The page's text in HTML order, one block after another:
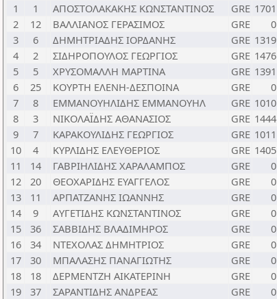
1
1 ΑΠΟΣΤΟΛΑΚΑΚΗΣ ΚΩΝΣΤΑΝΤΙΝΟΣ GRE 1701
2
12 ΒΑΛΛΙΑΝΟΣ ΓΕΡΑΣΙΜΟΣ GRE 0
3
6 ΔΗΜΗΤΡΙΑΔΗΣ ΙΟΡΔΑΝΗΣ GRE 1319
4
2 ΣΙΔΗΡΟΠΟΥΛΟΣ ΓΕΩΡΓΙΟΣ GRE 1476
5
5 ΧΡΥΣΟΜΑΛΛΗ ΜΑΡΤΙΝΑ GRE 1391
6
25 ΚΟΥΡΤΗ ΕΛΕΝΗ-ΔΕΣΠΟΙΝΑ GRE 0
7
8 ΕΜΜΑΝΟΥΗΛΙΔΗΣ ΕΜΜΑΝΟΥΗΛ GRE 1010
8
3 ΝΙΚΟΛΑΪΔΗΣ ΑΘΑΝΑΣΙΟΣ GRE 1444
9
7 ΚΑΡΑΚΟΥΛΙΔΗΣ ΓΕΩΡΓΙΟΣ GRE 1011
10
4 ΚΥΡΛΙΔΗΣ ΕΛΕΥΘΕΡΙΟΣ GRE 1405
11
14 ΓΑΒΡΙΗΛΙΔΗΣ ΧΑΡΑΛΑΜΠΟΣ GRE 0
12
20 ΘΕΟΧΑΡΙΔΗΣ ΕΥΑΓΓΕΛΟΣ GRE 0
13
11 ΑΡΠΑΤΖΑΝΗΣ ΙΩΑΝΝΗΣ GRE 0
14
9 ΑYΓΕΤΙΔΗΣ ΚΩΝΣΤΑΝΤΙΝΟΣ GRE 0
15
36 ΣΑΒΒΙΔΗΣ ΒΛΑΔΙΜΗΡΟΣ GRE 0
16
34 ΝΤΕΧΟΛΑΣ ΔΗΜΗΤΡΙΟΣ GRE 0
17
30 ΜΠΑΛΑΣΗΣ ΠΑΝΑΓΙΩΤΗΣ GRE 0
18
18 ΔΕΡΜΕΝΤΖΗ ΑΙΚΑΤΕΡΙΝΗ GRE 0
19
37 ΣΑΡΑΝΤΙΔΗΣ ΑΝΔΡΕΑΣ GRE 0